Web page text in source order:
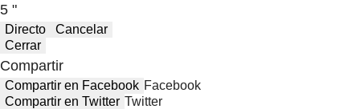
5 "
Directo
Cancelar
Cerrar
Compartir
Compartir en Facebook Facebook
Compartir en Twitter Twitter